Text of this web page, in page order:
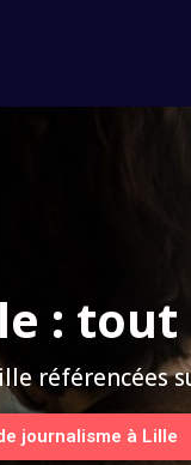
:
référencées
journalisme à Lille